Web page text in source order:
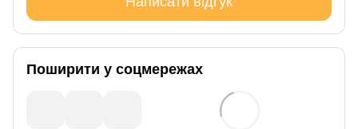
Поширити у соцмережах